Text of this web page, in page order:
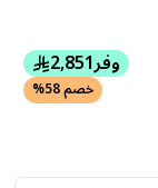
وفر2,851
خصم 58%